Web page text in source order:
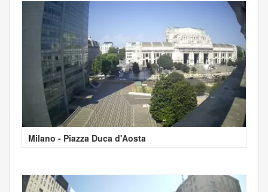
Milano - Piazza Duca d'Aosta